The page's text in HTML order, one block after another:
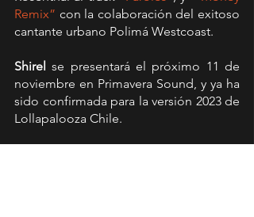
Remix” con la colaboración del exitoso
cantante urbano Polimá Westcoast.
Shirel se presentará el próximo 11 de
noviembre en Primavera Sound, y ya ha
sido confirmada para la versión 2023 de
Lollapalooza Chile.